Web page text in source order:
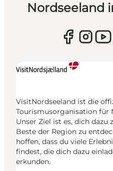
Nordseeland
VisitNordseeland ist die
Tourismusorganisation für
Unser Ziel ist es, dich dazu
Beste der Region zu
hoffen, dass du viele
findest, die dich dazu
erkunden.